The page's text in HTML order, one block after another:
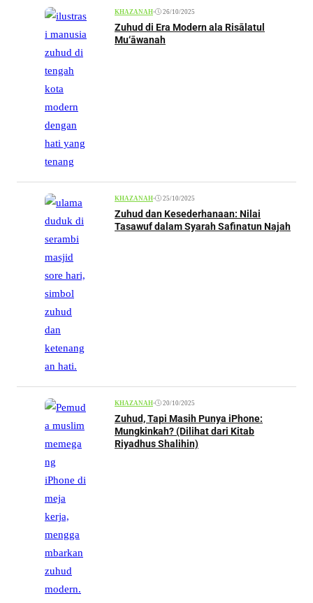
KHAZANAH• 26/10/2025
Zuhud di Era Modern ala Risālatul
Mu‘āwanah
KHAZANAH• 25/10/2025
Zuhud dan Kesederhanaan: Nilai
Tasawuf dalam Syarah Safinatun Najah
KHAZANAH• 20/10/2025
Zuhud, Tapi Masih Punya iPhone:
Mungkinkah? (Dilihat dari Kitab
Riyadhus Shalihin)